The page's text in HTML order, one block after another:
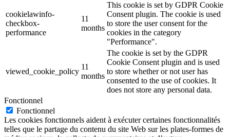
cookielawinfo-
checkbox-
performance
11
months
This cookie is set by GDPR Cookie
Consent plugin. The cookie is used
to store the user consent for the
cookies in the category
"Performance".
viewed_cookie_policy
11
months
The cookie is set by the GDPR
Cookie Consent plugin and is used
to store whether or not user has
consented to the use of cookies. It
does not store any personal data.
Fonctionnel
Fonctionnel
Les cookies fonctionnels aident à exécuter certaines fonctionnalités
telles que le partage du contenu du site Web sur les plates-formes de